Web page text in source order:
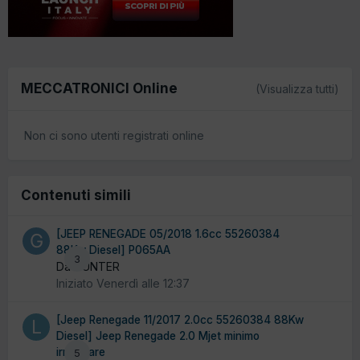
MECCATRONICI Online (Visualizza tutti)
Non ci sono utenti registrati online
Contenuti simili
3
[JEEP RENEGADE 05/2018 1.6cc 55260384
88Kw Diesel] P065AA
Da GUNTER
Iniziato Venerdì alle 12:37
5
[Jeep Renegade 11/2017 2.0cc 55260384 88Kw
Diesel] Jeep Renegade 2.0 Mjet minimo
irregolare